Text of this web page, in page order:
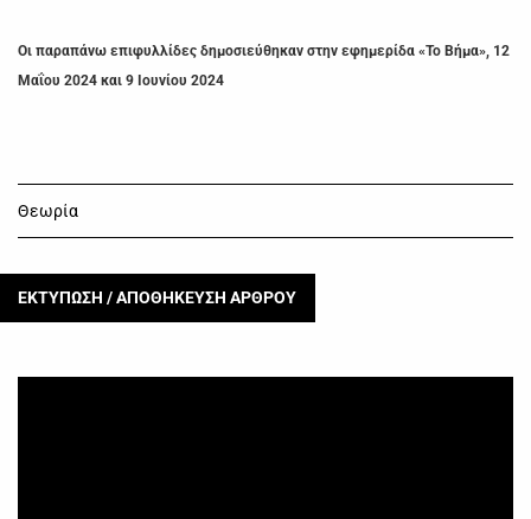
Οι παραπάνω επιφυλλίδες δημοσιεύθηκαν στην εφημερίδα «Το Βήμα», 12
Μαΐου 2024 και 9 Ιουνίου 2024
Θεωρία
ΕΚΤΥΠΩΣΗ / ΑΠΟΘΗΚΕΥΣΗ ΑΡΘΡΟΥ